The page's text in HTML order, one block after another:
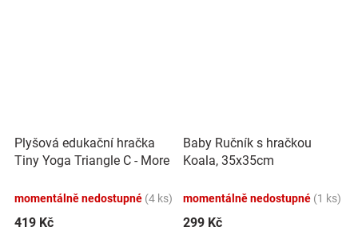
Plyšová edukační hračka
Tiny Yoga Triangle C - More
BabyOno
momentálně nedostupné (4 ks)
419 Kč
Baby Ručník s hračkou
Koala, 35x35cm
momentálně nedostupné (1 ks)
299 Kč